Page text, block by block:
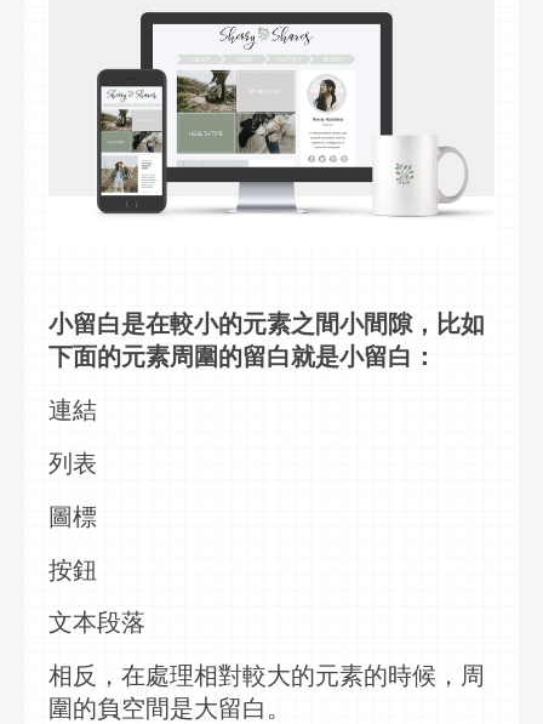
小留白是在較小的元素之間小間隙，比如
下面的元素周圍的留白就是小留白：
連結
列表
圖標
按鈕
文本段落
相反，在處理相對較大的元素的時候，周
圍的負空間是大留白。